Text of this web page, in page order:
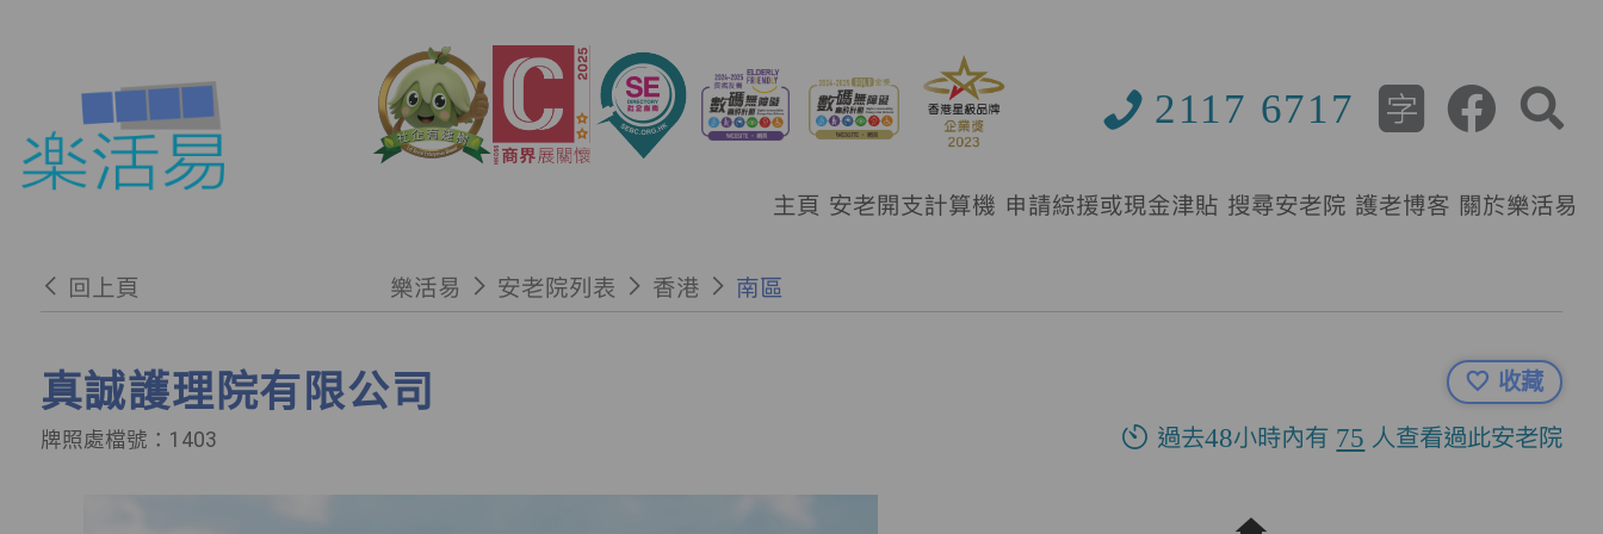
2117 6717
主頁 安老開支計算機 申請綜援或現金津貼 搜尋安老院 護老博客 關於樂活易
回上頁 樂活易 安老院列表 香港 南區
真誠護理院有限公司
牌照處檔號：1403
收藏
過去48小時內有 75 人查看過此安老院